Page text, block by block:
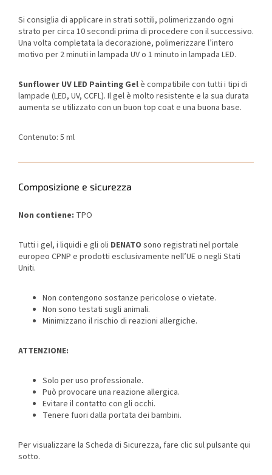
Si consiglia di applicare in strati sottili, polimerizzando ogni
strato per circa 10 secondi prima di procedere con il successivo.
Una volta completata la decorazione, polimerizzare l’intero
motivo per 2 minuti in lampada UV o 1 minuto in lampada LED.
Sunflower UV LED Painting Gelè compatibile con tutti i tipi di
lampade (LED, UV, CCFL). Il gel è molto resistente e la sua durata
aumenta se utilizzato con un buon top coat e una buona base.
Contenuto: 5 ml
Composizione e sicurezza
Non contiene: TPO
Tutti i gel, i liquidi e gli oli DENATO sono registrati nel portale
europeo CPNP e prodotti esclusivamente nell’UE o negli Stati
Uniti.
Non contengono sostanze pericolose o vietate.
Non sono testati sugli animali.
Minimizzano il rischio di reazioni allergiche.
ATTENZIONE:
Solo per uso professionale.
Può provocare una reazione allergica.
Evitare il contatto con gli occhi.
Tenere fuori dalla portata dei bambini.
Per visualizzare la Scheda di Sicurezza, fare clic sul pulsante qui
sotto.